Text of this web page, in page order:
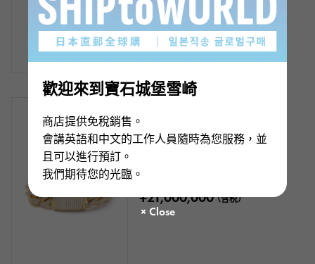
歡迎來到寶石城堡雪崎
商店提供免稅銷售。
會講英語和中文的工作人員隨時為您服務，並
且可以進行預訂。
我們期待您的光臨。
K18黃金鑽石手鍊
¥21,000,000（含稅）